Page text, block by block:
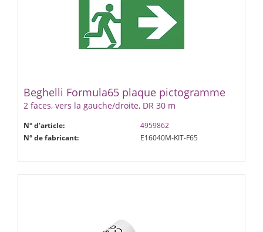
Beghelli Formula65 plaque pictogramme
2 faces, vers la gauche/droite, DR 30 m
N° d'article:
4959862
N° de fabricant:
E16040M-KIT-F65